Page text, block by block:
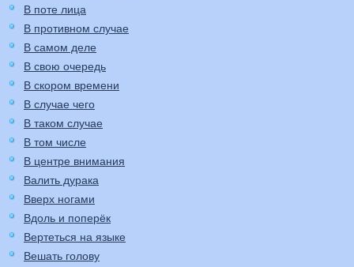
В поте лица
В противном случае
В самом деле
В свою очередь
В скором времени
В случае чего
В таком случае
В том числе
В центре внимания
Валить дурака
Вверх ногами
Вдоль и поперёк
Вертеться на языке
Вешать голову